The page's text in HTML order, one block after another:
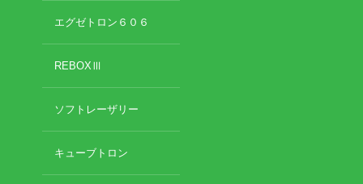
エグゼトロン６０６
REBOXⅢ
ソフトレーザリー
キューブトロン